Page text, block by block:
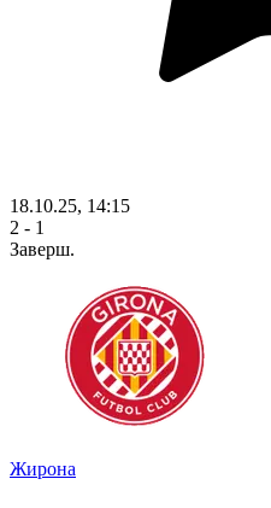
18.10.25, 14:15
2 - 1
Заверш.
Жирона